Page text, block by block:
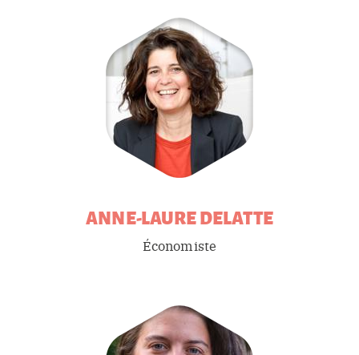
ANNE-LAUREDELATTE
Économiste